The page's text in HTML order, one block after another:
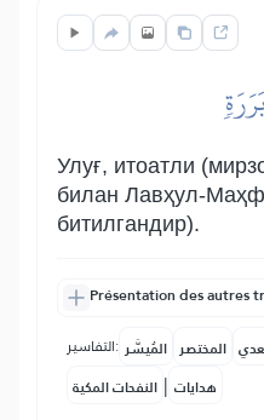
Улуғ, итоатли
билан Лавҳул-
битилгандир).
Présentation des autres
التفاسير: المُيسَّر المختصر
النفحات المكية | هدايات